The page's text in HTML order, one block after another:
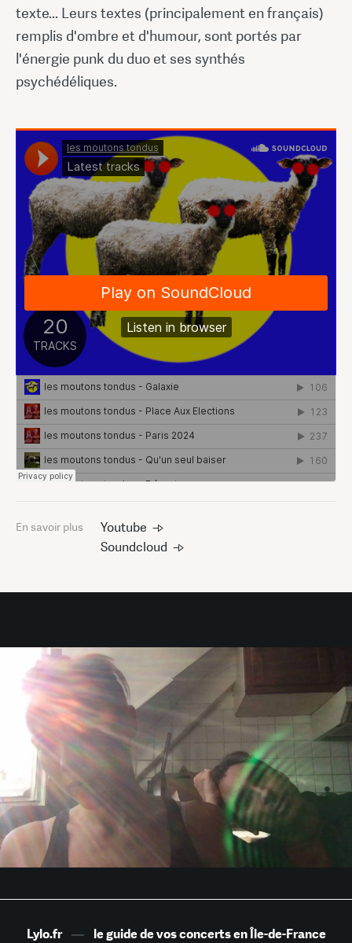
texte... Leurs textes (principalement en français)
remplis d'ombre et d'humour, sont portés par
l'énergie punk du duo et ses synthés
psychédéliques.
En savoir plus
Youtube
Soundcloud
Lylo.fr— le guide de vos concerts en Île-de-France